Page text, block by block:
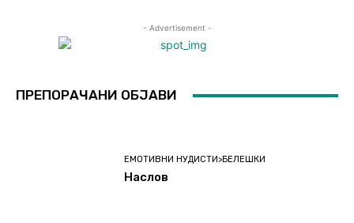
- Advertisement -
ПРЕПОРАЧАНИ ОБЈАВИ
ЕМОТИВНИ НУДИСТИ>БЕЛЕШКИ
Наслов